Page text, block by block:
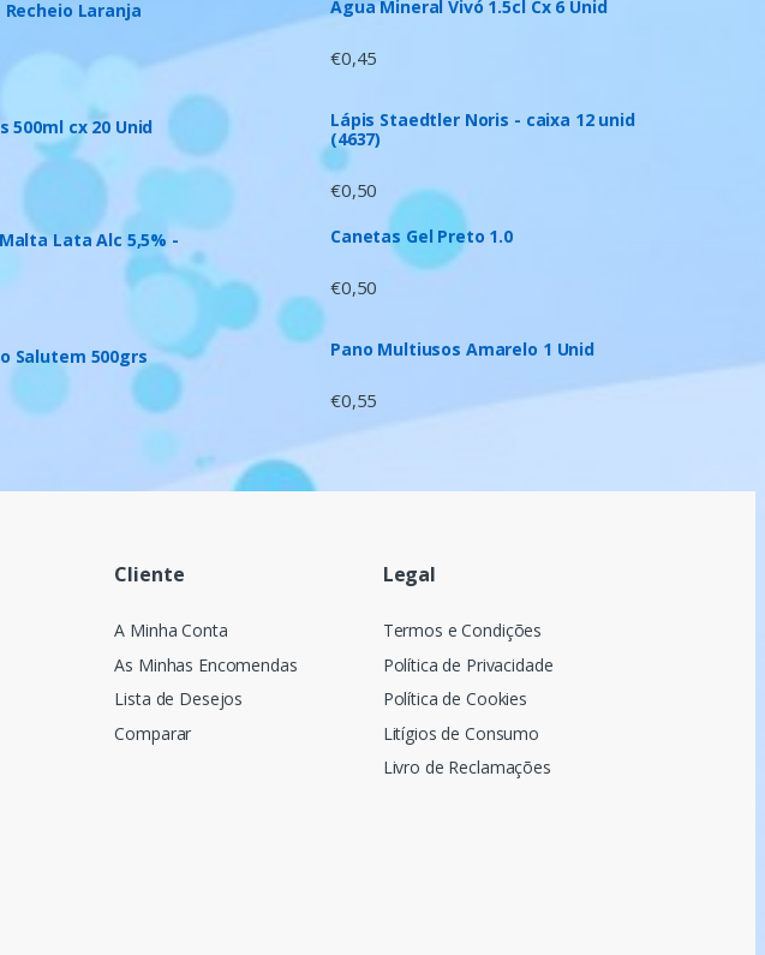
Laranja
500ml cx 20 Unid
Lata Alc 5,5% -
Salutem 500grs
Agua Mineral Vivó 1.5cl Cx 6 Unid
€0,45
Lápis Staedtler Noris - caixa 12 unid
(4637)
€0,50
Canetas Gel Preto 1.0
€0,50
Pano Multiusos Amarelo 1 Unid
€0,55
Cliente
A Minha Conta
As Minhas Encomendas
Lista de Desejos
Comparar
Legal
Termos e Condições
Política de Privacidade
Política de Cookies
Litígios de Consumo
Livro de Reclamações